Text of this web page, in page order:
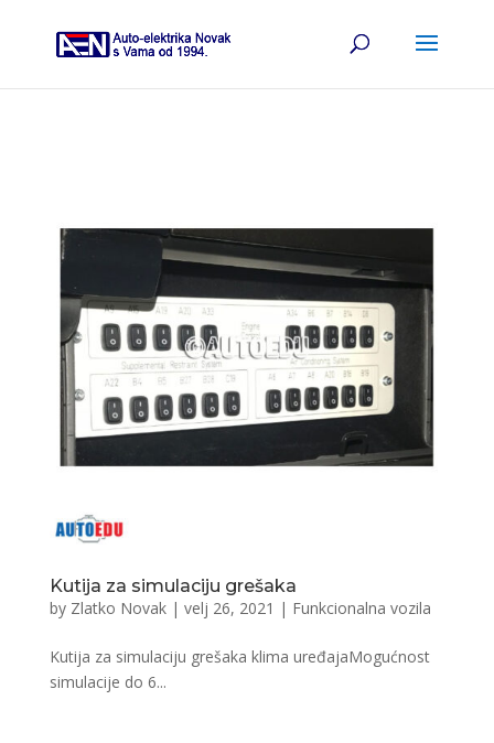
Kutija za simulaciju grešaka
by Zlatko Novak| velj 26, 2021 | Funkcionalna vozila
Kutija za simulaciju grešaka klima uređajaMogućnost
simulacije do 6...